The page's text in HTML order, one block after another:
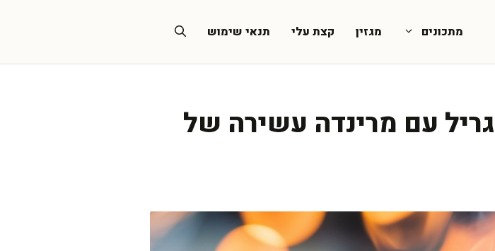
מתכונים מגזין קצת עלי תנאי שימוש
עם מרינדה עשירה של